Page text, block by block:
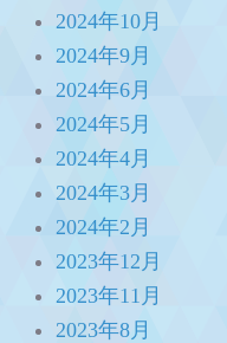
2024年10月
2024年9月
2024年6月
2024年5月
2024年4月
2024年3月
2024年2月
2023年12月
2023年11月
2023年8月